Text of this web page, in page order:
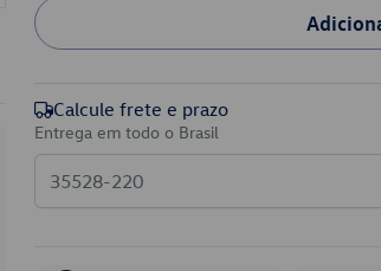
Calcule frete e prazo
Entrega em todo o Brasil